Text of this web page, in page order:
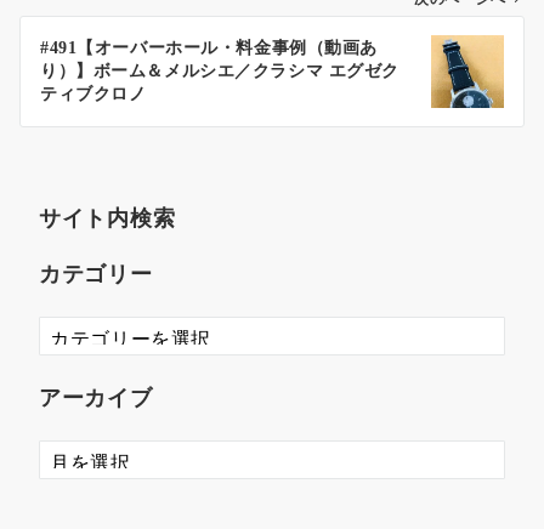
#491【オーバーホール・料金事例（動画あ
り）】ボーム＆メルシエ／クラシマ エグゼク
ティブクロノ
サイト内検索
カテゴリー
アーカイブ